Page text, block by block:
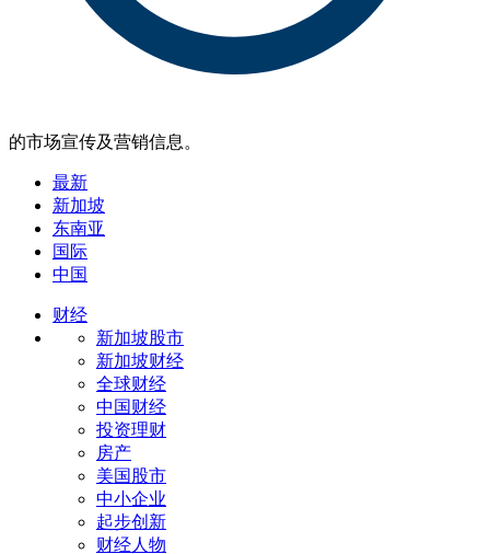
的市场宣传及营销信息。
最新
新加坡
东南亚
国际
中国
财经
新加坡股市
新加坡财经
全球财经
中国财经
投资理财
房产
美国股市
中小企业
起步创新
财经人物